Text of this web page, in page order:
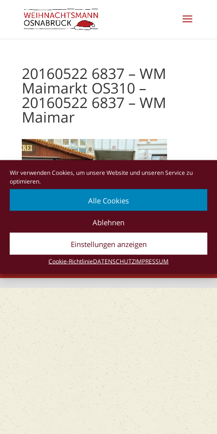
Wir verwenden Cookies, um unsere Website und unseren Service zu
optimieren.
Alle Cookies
Ablehnen
Einstellungen anzeigen
Cookie-RichtlinieDATENSCHUTZIMPRESSUM
20160522 6837 – WM
Maimarkt OS310 –
20160522 6837 – WM
Maimar
IMPRESSUM AGB
DATENSCHUTZ
Cookie-Richtlinie (EU)